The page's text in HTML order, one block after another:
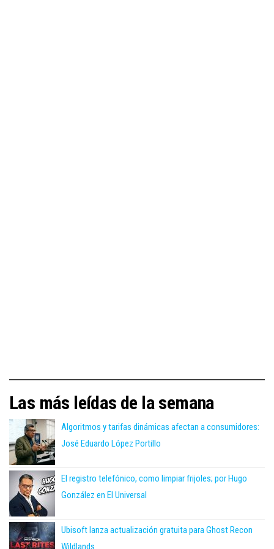
Las más leídas de la semana
Algoritmos y tarifas dinámicas afectan a consumidores:
José Eduardo López Portillo
El registro telefónico, como limpiar frijoles; por Hugo
González en El Universal
Ubisoft lanza actualización gratuita para Ghost Recon
Wildlands